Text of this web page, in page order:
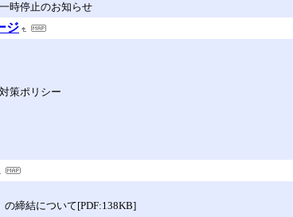
時停止のお知らせ
ジ
策ポリシー
締結について[PDF:138KB]